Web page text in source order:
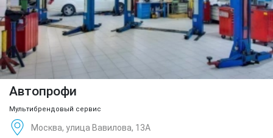
Автопрофи
Мультибрендовый сервис
Москва, улица Вавилова, 13А